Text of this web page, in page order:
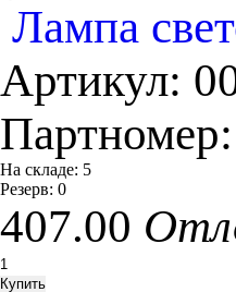
Лампа
Артикул:
Партномер:
На складе: 5
Резерв: 0
407.00